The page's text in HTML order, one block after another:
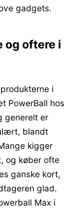
gadgets.
og oftere i
i
PowerBall hos
generelt er
blandt
kigger
og køber ofte
ganske kort,
glad.
Max i